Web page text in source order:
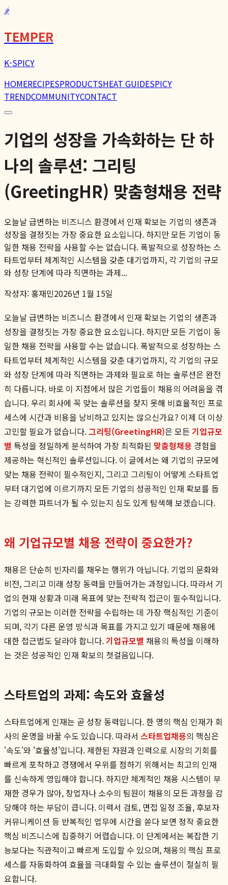
🌶️
TEMPER
K-SPICY
HOMERECIPESPRODUCTSHEAT GUIDESPICY
TRENDCOMMUNITYCONTACT
기업의 성장을 가속화하는 단 하
나의 솔루션: 그리팅
(GreetingHR) 맞춤형채용 전략
오늘날 급변하는 비즈니스 환경에서 인재 확보는 기업의 생존과
성장을 결정짓는 가장 중요한 요소입니다. 하지만 모든 기업이 동
일한 채용 전략을 사용할 수는 없습니다. 폭발적으로 성장하는 스
타트업부터 체계적인 시스템을 갖춘 대기업까지, 각 기업의 규모
와 성장 단계에 따라 직면하는 과제...
작성자: 홍재민2026년 1월 15일
오늘날 급변하는 비즈니스 환경에서 인재 확보는 기업의 생존과
성장을 결정짓는 가장 중요한 요소입니다. 하지만 모든 기업이 동
일한 채용 전략을 사용할 수는 없습니다. 폭발적으로 성장하는 스
타트업부터 체계적인 시스템을 갖춘 대기업까지, 각 기업의 규모
와 성장 단계에 따라 직면하는 과제와 필요로 하는 솔루션은 완전
히 다릅니다. 바로 이 지점에서 많은 기업들이 채용의 어려움을 겪
습니다. 우리 회사에 꼭 맞는 솔루션을 찾지 못해 비효율적인 프로
세스에 시간과 비용을 낭비하고 있지는 않으신가요? 이제 더 이상
고민할 필요가 없습니다.그리팅(GreetingHR)은 모든 기업규모
별 특성을 정밀하게 분석하여 가장 최적화된 맞춤형채용 경험을
제공하는 혁신적인 솔루션입니다. 이 글에서는 왜 기업의 규모에
맞는 채용 전략이 필수적인지, 그리고 그리팅이 어떻게 스타트업
부터 대기업에 이르기까지 모든 기업의 성공적인 인재 확보를 돕
는 강력한 파트너가 될 수 있는지 심도 있게 탐색해 보겠습니다.
왜 기업규모별 채용 전략이 중요한가?
채용은 단순히 빈자리를 채우는 행위가 아닙니다. 기업의 문화와
비전, 그리고 미래 성장 동력을 만들어가는 과정입니다. 따라서 기
업의 현재 상황과 미래 목표에 맞는 전략적 접근이 필수적입니다.
기업의 규모는 이러한 전략을 수립하는 데 가장 핵심적인 기준이
되며, 각기 다른 운영 방식과 목표를 가지고 있기 때문에 채용에
대한 접근법도 달라야 합니다.기업규모별 채용의 특성을 이해하
는 것은 성공적인 인재 확보의 첫걸음입니다.
스타트업의 과제: 속도와 효율성
스타트업에게 인재는 곧 성장 동력입니다. 한 명의 핵심 인재가 회
사의 운명을 바꿀 수도 있습니다. 따라서 스타트업채용의 핵심은
'속도'와 '효율성'입니다. 제한된 자원과 인력으로 시장의 기회를
빠르게 포착하고 경쟁에서 우위를 점하기 위해서는 최고의 인재
를 신속하게 영입해야 합니다. 하지만 체계적인 채용 시스템이 부
재한 경우가 많아, 창업자나 소수의 팀원이 채용의 모든 과정을 감
당해야 하는 부담이 큽니다. 이력서 검토, 면접 일정 조율, 후보자
커뮤니케이션 등 반복적인 업무에 시간을 쏟다 보면 정작 중요한
핵심 비즈니스에 집중하기 어렵습니다. 이 단계에서는 복잡한 기
능보다는 직관적이고 빠르게 도입할 수 있으며, 채용의 핵심 프로
세스를 자동화하여 효율을 극대화할 수 있는 솔루션이 절실히 필
요합니다.